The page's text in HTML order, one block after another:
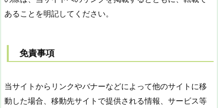
あることを明記してください。
免責事項
当サイトからリンクやバナーなどによって他のサイトに移
動した場合、移動先サイトで提供される情報、サービス等